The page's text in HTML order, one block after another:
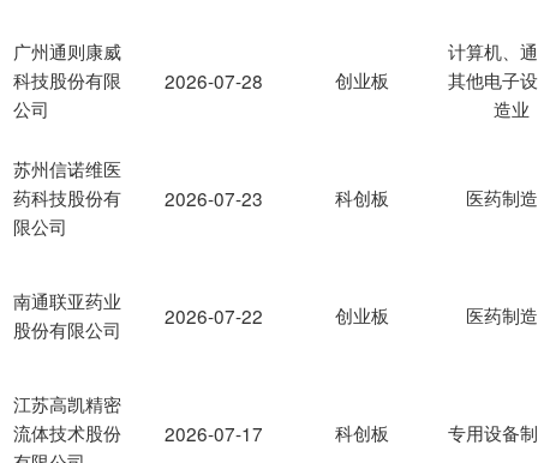
广州通则康威
科技股份有限
公司
苏州信诺维医
药科技股份有
限公司
南通联亚药业
股份有限公司
江苏高凯精密
流体技术股份
2026-07-28 创业板
计算机、
其他电子
造业
2026-07-23 科创板 医药制
2026-07-22 创业板 医药制
2026-07-17 科创板 专用设备